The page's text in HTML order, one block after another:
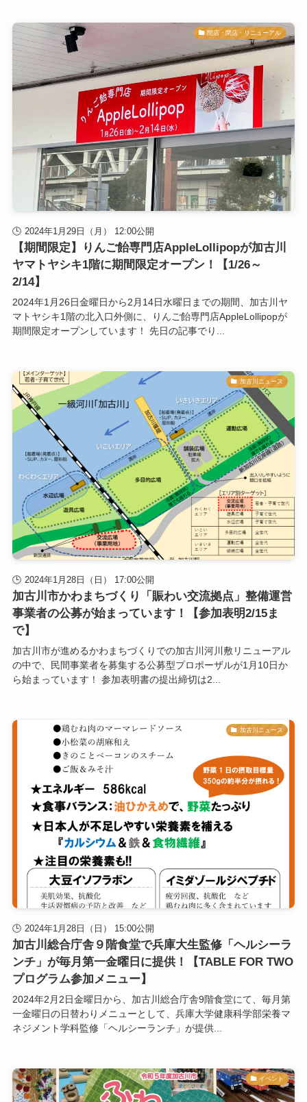
開店・閉店・リニューアル
2024年1月29日（月） 12:00公開
【期間限定】りんご飴専門店AppleLollipopが加古川
ヤマトヤシキ1階に期間限定オープン！【1/26～
2/14】
2024年1月26日金曜日から2月14日水曜日までの期間、加古川ヤ
マトヤシキ1階の北入口外側に、りんご飴専門店AppleLollipopが
期間限定オープンしています！ 先日の記事でり...
加古川ニュース
2024年1月28日（日） 17:00公開
加古川市かわまちづくり「賑わい交流拠点」整備運営
事業者の公募が始まっています！【参加表明2/15ま
で】
加古川市が進めるかわまちづくりでの加古川河川敷リニューアル
の中で、民間事業者を募集する公募型プロポーザルが1月10日か
ら始まっています！ 参加表明書の提出締切は2...
加古川ニュース
2024年1月28日（日） 15:00公開
加古川総合庁舎９階食堂で兵庫大生監修「ヘルシーラ
ンチ」が毎月第一金曜日に提供！【TABLE FOR TWO
プログラム参加メニュー】
2024年2月2日金曜日から、加古川総合庁舎9階食堂にて、毎月第
一金曜日の日替わりメニューとして、兵庫大学健康科学部栄養マ
ネジメント学科監修「ヘルシーランチ」が提供...
イベント